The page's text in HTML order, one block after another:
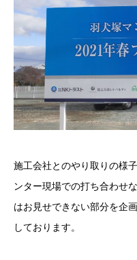
施工会社とのやり取りの様
ンター現場での打ち合わせ
はお見せできない部分を企
しております。